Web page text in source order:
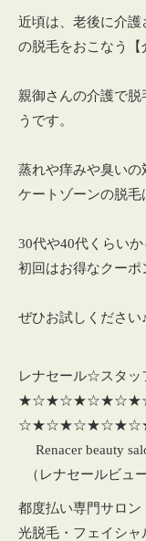
近頃は、老後に介
の脱毛をおこなう【
親御さんの介護で
うです。
蒸れや痒みや臭いの
ケートゾーンの脱毛
30代や40代くらい
初回はお得なクーポ
ぜひお試しください♪
レナセール☆スタッ
Renacer beauty
（レナセールビュ
都度払い専門サロ
光脱毛・フェイシ